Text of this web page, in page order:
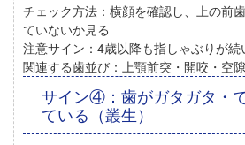
チェック方法：横顔を確認し、上の前
ていないか見る
注意サイン：4歳以降も指しゃぶりが続
関連する歯並び： 上顎前突・開咬・空
サイン④：歯がガタガタ・
ている（叢生）